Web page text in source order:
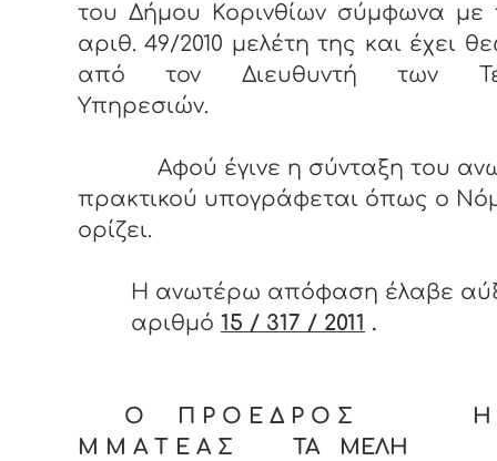
του Δήμου Κορινθίων σύμφωνα με
αριθ. 49/2010 μελέτη της και έχει
από τον Διευθυντή των
Υπηρεσιών.
Αφού έγινε η σύνταξη του
πρακτικού υπογράφεται όπως ο
ορίζει.
Η ανωτέρω απόφαση έλαβε
αριθμό 15 / 317 / 2011 .
Ο Π Ρ Ο Ε Δ Ρ Ο Σ Η Γ
Μ Μ Α Τ Ε Α Σ ΤΑ ΜΕΛΗ